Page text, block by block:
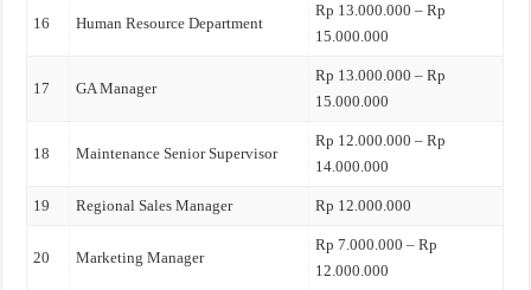
16 Human Resource Department
Rp 13.000.000 – Rp
15.000.000
17 GA Manager
Rp 13.000.000 – Rp
15.000.000
18 Maintenance Senior Supervisor
Rp 12.000.000 – Rp
14.000.000
19 Regional Sales Manager Rp 12.000.000
20 Marketing Manager
Rp 7.000.000 – Rp
12.000.000